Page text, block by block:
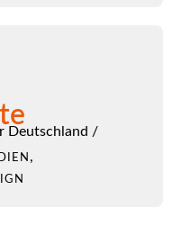
Deutschland /
,